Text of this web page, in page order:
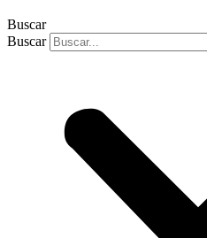
Buscar
Buscar